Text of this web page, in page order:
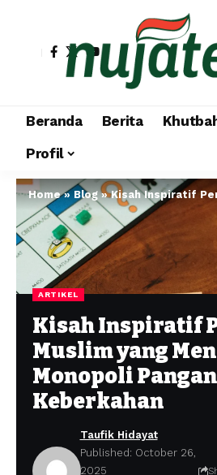
Beranda Berita
Profil
Home» Blog»Kisah Inspiratif Pengusaha Muslim yang
ARTIKEL
Kisah Inspiratif
Muslim yang
Monopoli
Keberkahan
Taufik Hidayat
Published: October 26,
2025